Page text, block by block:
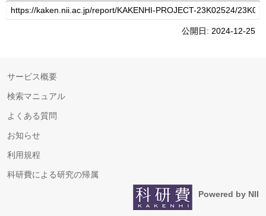
公開日: 2024-12-25
サービス概要
検索マニュアル
よくある質問
お知らせ
利用規程
科研費による研究の帰属
Powered by NII